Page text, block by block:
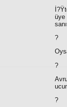
üye
?
?
?